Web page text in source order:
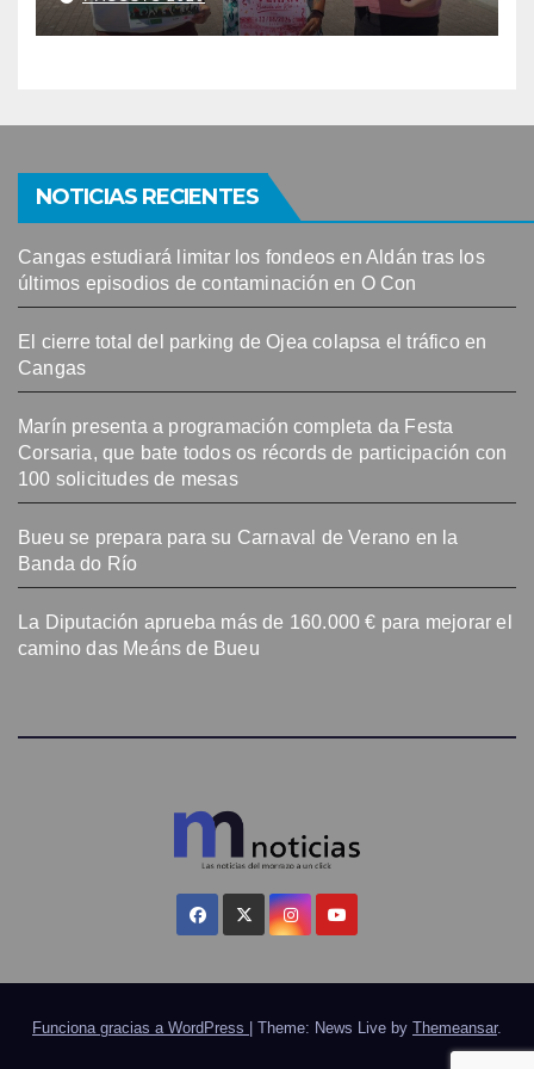
NOTICIAS RECIENTES
Cangas estudiará limitar los fondeos en Aldán tras los
últimos episodios de contaminación en O Con
El cierre total del parking de Ojea colapsa el tráfico en
Cangas
Marín presenta a programación completa da Festa
Corsaria, que bate todos os récords de participación con
100 solicitudes de mesas
Bueu se prepara para su Carnaval de Verano en la
Banda do Río
La Diputación aprueba más de 160.000 € para mejorar el
camino das Meáns de Bueu
Funciona gracias a WordPress Theme: News Live by Themeansar.